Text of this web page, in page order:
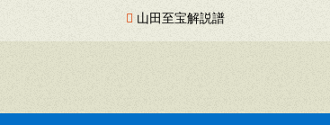
山田至宝解説譜